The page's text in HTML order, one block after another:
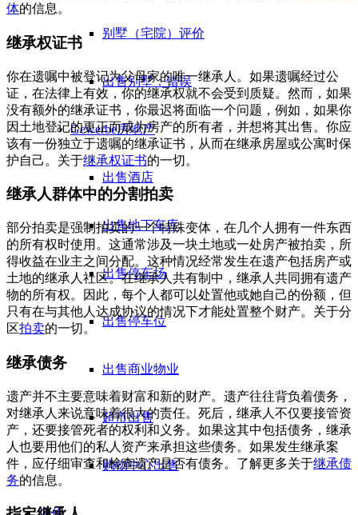
别墅（宅院）评价
出售别墅：错误
Gewerbe房地产
出售酒店
出售地下车库
出售停车场
出售停车位
出售商业物业
超市出售
购物中心出售
体的信息。
继承权证书
你在遗嘱中被登记为父母家的唯一继承人。如果遗嘱经过公
证，在法律上有效，你的继承权就不会受到质疑。然而，如果
没有额外的继承证书，你最迟将面临一个问题，例如，如果你
因土地登记的更正而成为房产的所有者，并想将其出售。你应
该有一份独立于遗嘱的继承证书，从而在继承房屋或公寓时保
护自己。关于继承权证书的一切。
继承人群体中的分割拍卖
部分拍卖是强制拍卖的一个特殊变体，在几个人拥有一件东西
的所有权时使用。这通常涉及一块土地或一处房产被拍卖，所
得收益在业主之间分配。这种情况经常发生在遗产包括房产或
土地的继承人社区。在继承人共有制中，继承人共同拥有遗产
物的所有权。因此，每个人都可以处置他或她自己的份额，但
只有在与其他人达成协议的情况下才能处置整个财产。关于分
区拍卖的一切。
继承债务
遗产并不主要意味着财富和新的财产。遗产往往背负着债务，
对继承人来说意味着很大的责任。死后，继承人不仅要接管资
产，还要接管死者的权利和义务。如果这其中包括债务，继承
人也要用他们的私人资产来承担这些债务。如果发生继承案
件，应仔细审查和检查遗产是否有债务。了解更多关于继承债
务的信息。